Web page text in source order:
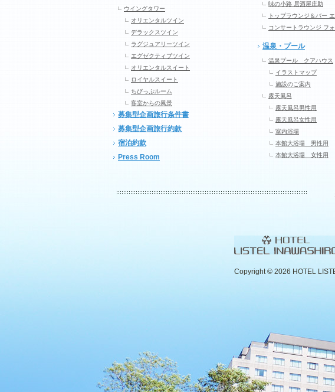
ウイングタワー
オリエンタルツイン
デラックスツイン
ラグジュアリーツイン
エグゼクティブツイン
オリエンタルスイート
ロイヤルスイート
ちびっぷルーム
客室からの風景
募集型企画旅行条件書
募集型企画旅行約款
宿泊約款
Press Room
味の小路 居酒屋庄助
トップラウンジ＆バー
コンサートラウンジ フ
温泉・プール
温泉プール クアハウス
イラストマップ
施設のご案内
露天風呂
露天風呂男性用
露天風呂女性用
室内浴場
本館大浴場 男性用
本館大浴場 女性用
Copyright © 2026 HOTEL